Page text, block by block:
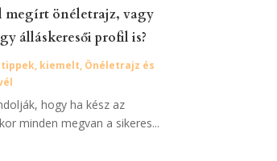
megírt önéletrajz, vagy
álláskeresői profil is?
, kiemelt, Önéletrajz és
hogy ha kész az
minden megvan a sikeres...